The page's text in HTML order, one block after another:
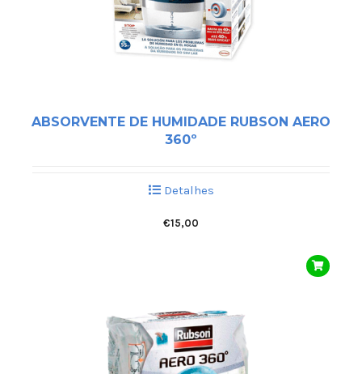
ABSORVENTE DE HUMIDADE RUBSON AERO
360º
Detalhes
€15,00